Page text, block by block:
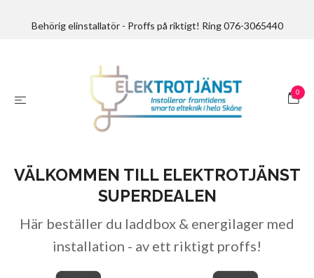
Behörig elinstallatör - Proffs på riktigt! Ring 076-3065440
0
VÄLKOMMEN TILL ELEKTROTJÄNST
SUPERDEALEN
Här beställer du laddbox & energilager med
installation - av ett riktigt proffs!